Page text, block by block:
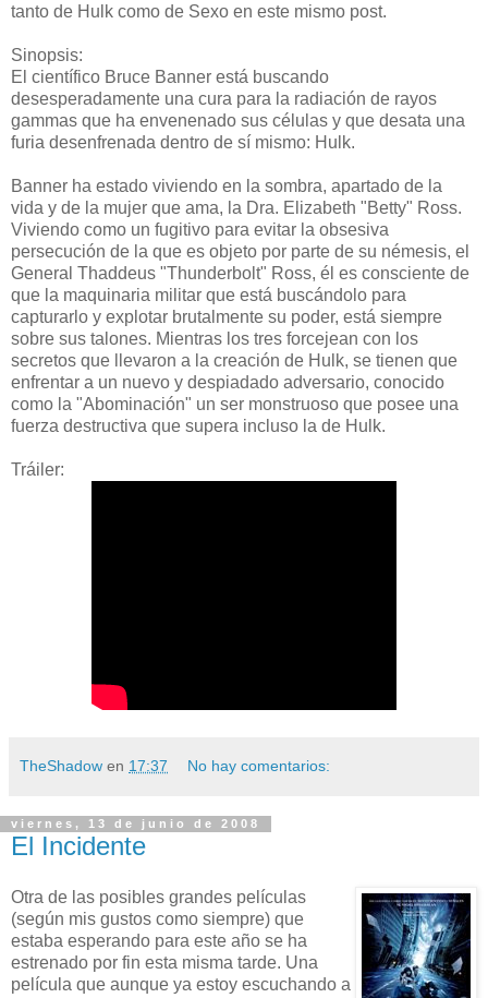
tanto de Hulk como de Sexo en este mismo post.
Sinopsis:
El científico Bruce Banner está buscando
desesperadamente una cura para la radiación de rayos
gammas que ha envenenado sus células y que desata una
furia desenfrenada dentro de sí mismo: Hulk.
Banner ha estado viviendo en la sombra, apartado de la
vida y de la mujer que ama, la Dra. Elizabeth "Betty" Ross.
Viviendo como un fugitivo para evitar la obsesiva
persecución de la que es objeto por parte de su némesis, el
General Thaddeus "Thunderbolt" Ross, él es consciente de
que la maquinaria militar que está buscándolo para
capturarlo y explotar brutalmente su poder, está siempre
sobre sus talones. Mientras los tres forcejean con los
secretos que llevaron a la creación de Hulk, se tienen que
enfrentar a un nuevo y despiadado adversario, conocido
como la "Abominación" un ser monstruoso que posee una
fuerza destructiva que supera incluso la de Hulk.
Tráiler:
TheShadow en 17:37 No hay comentarios:
viernes, 13 de junio de 2008
El Incidente
Otra de las posibles grandes películas
(según mis gustos como siempre) que
estaba esperando para este año se ha
estrenado por fin esta misma tarde. Una
película que aunque ya estoy escuchando a